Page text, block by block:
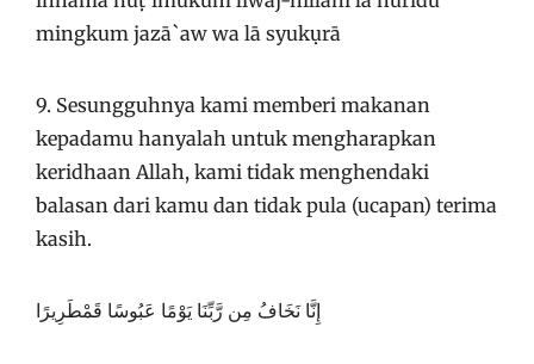
mingkum jazā`aw wa lā syukụrā
9. Sesungguhnya kami memberi makanan
kepadamu hanyalah untuk mengharapkan
keridhaan Allah, kami tidak menghendaki
balasan dari kamu dan tidak pula (ucapan) terima
kasih.
إِنَّا نَخَافُ مِن رَّبِّنَا يَوْمًا عَبُوسًا قَمْطَرِيرًا